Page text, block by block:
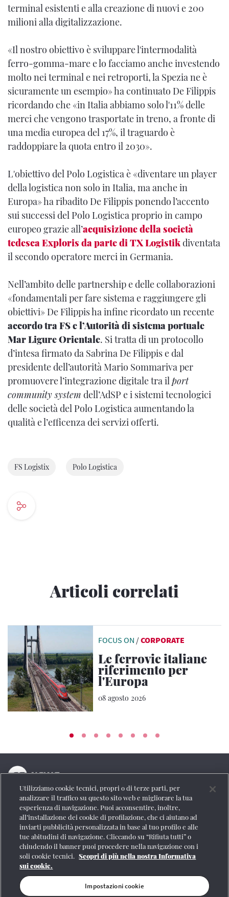
terminal esistenti e alla creazione di nuovi e 200
milioni alla digitalizzazione.
«Il nostro obiettivo è sviluppare l'intermodalità
ferro-gomma-mare e lo facciamo anche investendo
molto nei terminal e nei retroporti, la Spezia ne è
sicuramente un esempio» ha continuato De Filippis
ricordando che «in Italia abbiamo solo l'11% delle
merci che vengono trasportate in treno, a fronte di
una media europea del 17%, il traguardo è
raddoppiare la quota entro il 2030».
L'obiettivo del Polo Logistica è «diventare un player
della logistica non solo in Italia, ma anche in
Europa» ha ribadito De Filippis ponendo l’accento
sui successi del Polo Logistica proprio in campo
europeo grazie all’acquisizione della società
tedesca Exploris da parte di TX Logistikdiventata
il secondo operatore merci in Germania.
Nell’ambito delle partnership e delle collaborazioni
«fondamentali per fare sistema e raggiungere gli
obiettivi» De Filippis ha infine ricordato un recente
accordo tra FS e l’Autorità di sistema portuale
Mar Ligure Orientale. Si tratta di un protocollo
d’intesa firmato da Sabrina De Filippis e dal
presidente dell’autorità Mario Sommariva per
promuovere l’integrazione digitale tra ilport
community system dell’AdSP e i sistemi tecnologici
delle società del Polo Logistica aumentando la
qualità e l’efficenza dei servizi offerti.
FS Logistix Polo Logistica
Articoli correlati
FOCUS ON /CORPORATE
Le ferrovie italiane
riferimento per
l'Europa
08 agosto 2026
La testata online del Gruppo FS Italiane
Social
Se vuoi contattarci o avere altre informazioni
CONTATTI
Utilizziamo cookie tecnici, propri o di terze parti, per
analizzare il traffico su questo sito web e migliorare la tua
esperienza di navigazione. Puoi acconsentire, inoltre,
all’installazione dei cookie di profilazione, che ci aiutano ad
inviarti pubblicità personalizzata in base al tuo profilo e alle
tue abitudini di navigazione. Cliccando su “Rifiuta tutti” o
chiudendo il banner puoi procedere nella navigazione con i
soli cookie tecnici. Scopri di più nella nostra Informativa
sui cookie.
Impostazioni cookie